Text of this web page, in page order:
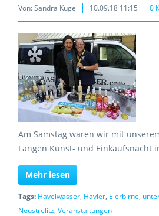
Von: Sandra Kugel 10.09.18 11:15 0
Am Samstag waren wir mit
Langen Kunst- und Einkaufsnacht
Mehr lesen
Tags: Havelwasser, Havler, Eierbirne,
Neustrelitz, Veranstaltungen